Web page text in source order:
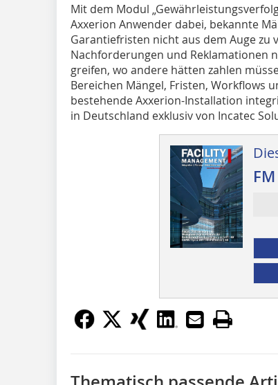
Mit dem Modul
Axxerion Anwender dabei, bekannte
Garantiefristen nicht aus dem Auge zu
Nachforderungen und Reklamationen
greifen, wo andere hätten zahlen
Bereichen Mängel, Fristen, Workflows
bestehende Axxerion-Installation
in Deutschland exklusiv von Incatec